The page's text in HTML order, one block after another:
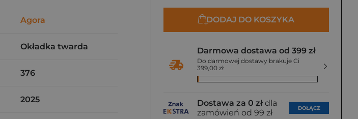
DODAJ DO KOSZYKA
Darmowa dostawa od 399 zł
Do darmowej dostawy brakuje Ci
399,00 zł
Dostawa za 0 zł dla
zamówień od 99 zł
DOŁĄCZ
Agora
Okładka twarda
376
2025